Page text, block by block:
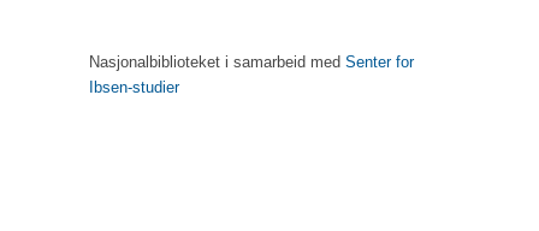
Nasjonalbiblioteket i samarbeid med Senter for
Ibsen-studier